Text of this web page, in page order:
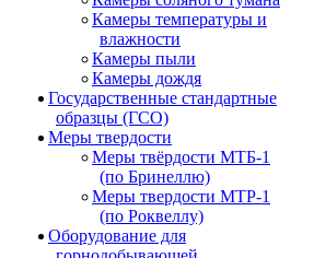
Камеры температуры и
влажности
Камеры пыли
Камеры дождя
Государственные стандартные
образцы (ГСО)
Меры твердости
Меры твёрдости МТБ-1
(по Бринеллю)
Меры твердости МТР-1
(по Роквеллу)
Оборудование для